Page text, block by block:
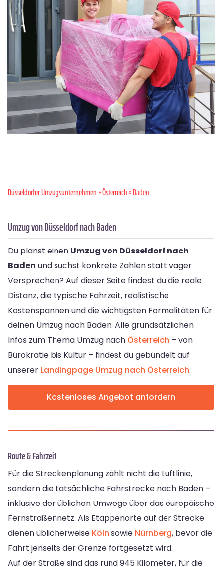
Düsseldorfer Umzugsunternehmen»Österreich» Baden
Umzug von Düsseldorf nach Baden
Du planst einen Umzug von Düsseldorf nach
Baden und suchst konkrete Zahlen statt vager
Versprechen? Auf dieser Seite findest du die reale
Distanz, die typische Fahrzeit, realistische
Kostenspannen und die wichtigsten Formalitäten für
deinen Umzug nach Baden. Alle grundsätzlichen
Infos zum Thema Umzug nach Österreich – von
Bürokratie bis Kultur – findest du gebündelt auf
unserer Landing­page Umzug nach Österreich.
Kostenloses Angebot anfordern
Route & Fahrzeit
Für die Streckenplanung zählt nicht die Luftlinie,
sondern die tatsächliche Fahrstrecke nach Baden –
inklusive der üblichen Umwege über das europäische
Fernstraßennetz. Als Etappenorte auf der Strecke
dienen üblicherweise Köln sowie Nürnberg, bevor die
Fahrt jenseits der Grenze fortgesetzt wird.
Auf der Straße sind das rund 945 Kilometer, für die